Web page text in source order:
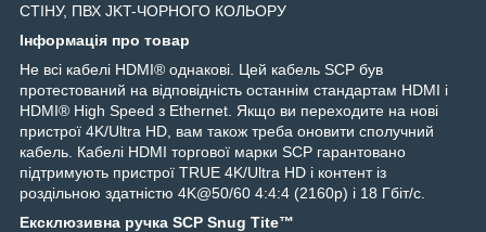
СТІНУ, ПВХ JKT-ЧОРНОГО КОЛЬОРУ
Інформація про товар
Не всі кабелі HDMI® однакові. Цей кабель SCP був
протестований на відповідність останнім стандартам HDMI і
HDMI® High Speed з Ethernet. Якщо ви переходите на нові
пристрої 4K/Ultra HD, вам також треба оновити сполучний
кабель. Кабелі HDMI торгової марки SCP гарантовано
підтримують пристрої TRUE 4K/Ultra HD і контент із
роздільною здатністю 4K@50/60 4:4:4 (2160p) і 18 Гбіт/с.
Ексклюзивна ручка SCP Snug Tite™